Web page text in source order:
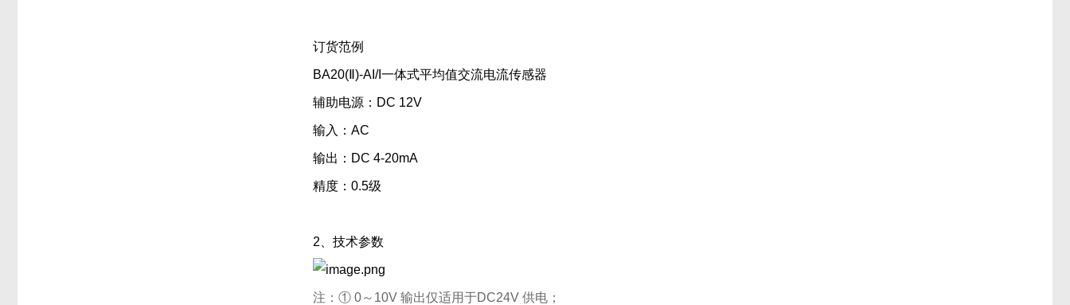
订货范例
BA20(Ⅱ)-AI/I一体式平均值交流电流传感器
辅助电源：DC 12V
输入：AC
输出：DC 4-20mA
精度：0.5级
2、技术参数
注：① 0～10V 输出仅适用于DC24V 供电；